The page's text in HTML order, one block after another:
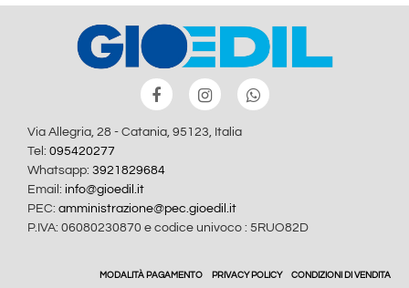
Via Allegria, 28 - Catania, 95123, Italia
Tel: 095420277
Whatsapp: 3921829684
Email: info@gioedil.it
PEC: amministrazione@pec.gioedil.it
P.IVA: 06080230870 e codice univoco : 5RUO82D
MODALITÀ PAGAMENTO PRIVACY POLICY CONDIZIONI DI VENDITA